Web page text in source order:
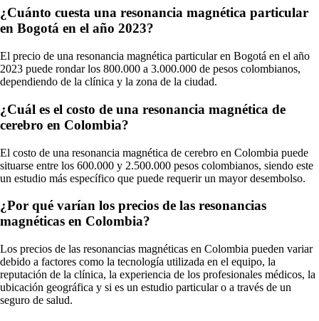
¿Cuánto cuesta una resonancia magnética particular
en Bogotá en el año 2023?
El precio de una resonancia magnética particular en Bogotá en el año
2023 puede rondar los 800.000 a 3.000.000 de pesos colombianos,
dependiendo de la clínica y la zona de la ciudad.
¿Cuál es el costo de una resonancia magnética de
cerebro en Colombia?
El costo de una resonancia magnética de cerebro en Colombia puede
situarse entre los 600.000 y 2.500.000 pesos colombianos, siendo este
un estudio más específico que puede requerir un mayor desembolso.
¿Por qué varían los precios de las resonancias
magnéticas en Colombia?
Los precios de las resonancias magnéticas en Colombia pueden variar
debido a factores como la tecnología utilizada en el equipo, la
reputación de la clínica, la experiencia de los profesionales médicos, la
ubicación geográfica y si es un estudio particular o a través de un
seguro de salud.